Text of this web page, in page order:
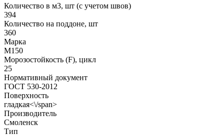
Количество в м3, шт (с учетом швов)
394
Количество на поддоне, шт
360
Марка
М150
Морозостойкость (F), цикл
25
Нормативный документ
ГОСТ 530-2012
Поверхность
гладкая<\/span>
Производитель
Смоленск
Тип